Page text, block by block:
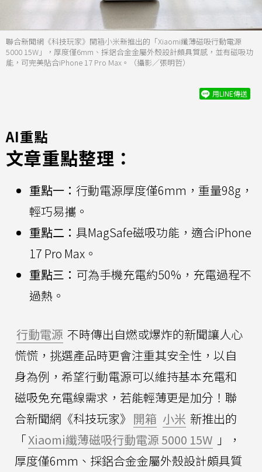
聯合新聞網《科技玩家》開箱小米新推出的「Xiaomi纖薄磁吸行動電源
5000 15W」，厚度僅6mm、採鋁合金金屬外殼設計頗具質感，並有磁吸功
能，可完美貼合iPhone 17 Pro Max。（攝影／張明哲）
用LINE傳送
AI重點
文章重點整理：
重點一： 行動電源厚度僅6mm，重量98g，
輕巧易攜。
重點二： 具MagSafe磁吸功能，適合iPhone
17 Pro Max。
重點三： 可為手機充電約50%，充電過程不
過熱。
行動電源 不時傳出自燃或爆炸的新聞讓人心
慌慌，挑選產品時更會注重其安全性，以自
身為例，希望行動電源可以維持基本充電和
磁吸免充電線需求，若能輕薄更是加分！聯
合新聞網《科技玩家》 開箱 小米 新推出的
「Xiaomi纖薄磁吸行動電源 5000 15W 」，
厚度僅6mm、採鋁合金金屬外殼設計頗具質